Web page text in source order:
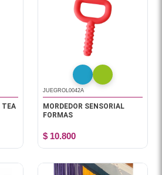
TEA
JUEGROL0042A
MORDEDOR SENSORIAL
FORMAS
$ 10.800